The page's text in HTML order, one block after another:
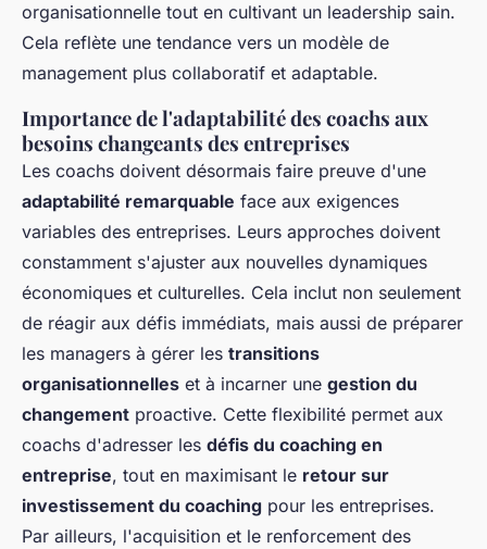
organisationnelle tout en cultivant un leadership sain.
Cela reflète une tendance vers un modèle de
management plus collaboratif et adaptable.
Importance de l'adaptabilité des coachs aux
besoins changeants des entreprises
Les coachs doivent désormais faire preuve d'une
adaptabilité remarquable face aux exigences
variables des entreprises. Leurs approches doivent
constamment s'ajuster aux nouvelles dynamiques
économiques et culturelles. Cela inclut non seulement
de réagir aux défis immédiats, mais aussi de préparer
les managers à gérer les transitions
organisationnelles et à incarner une gestion du
changement proactive. Cette flexibilité permet aux
coachs d'adresser les défis du coaching en
entreprise, tout en maximisant le retour sur
investissement du coaching pour les entreprises.
Par ailleurs, l'acquisition et le renforcement des